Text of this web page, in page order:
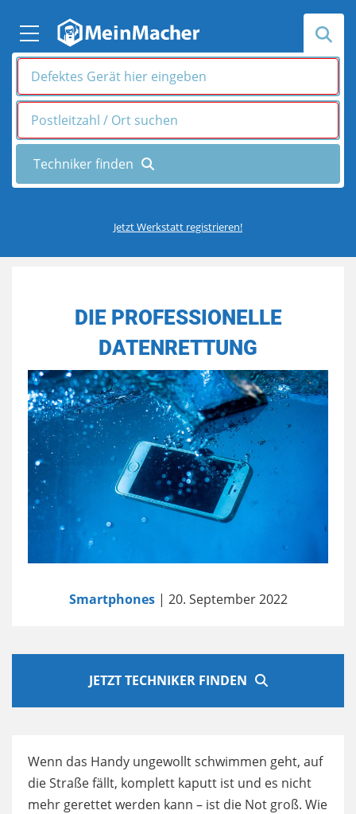
Jetzt Werkstatt registrieren!
DIE PROFESSIONELLE
DATENRETTUNG
Smartphones| 20. September 2022
JETZT TECHNIKER FINDEN
Wenn das Handy ungewollt schwimmen geht, auf
die Straße fällt, komplett kaputt ist und es nicht
mehr gerettet werden kann – ist die Not groß. Wie